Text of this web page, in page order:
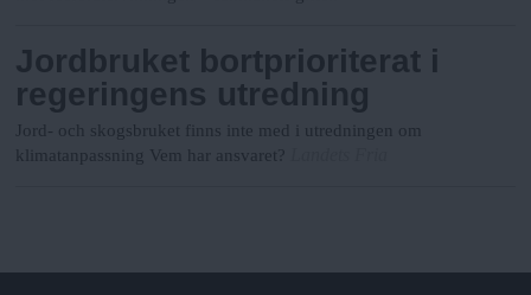
Jordbruket bortprioriterat i
regeringens utredning
Jord- och skogsbruket finns inte med i utredningen om
klimatanpassning Vem har ansvaret?